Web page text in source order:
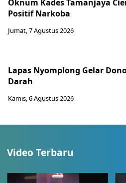
Oknum Kades Tamanjaya
Positif Narkoba
Jumat, 7 Agustus 2026
Lapas Nyomplong Gelar
Darah
Kamis, 6 Agustus 2026
Video Terbaru